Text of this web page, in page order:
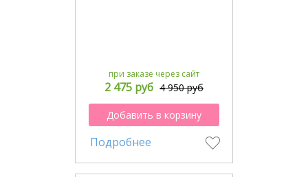
при заказе через сайт
2 475 руб 4 950 руб
Добавить в корзину
Подробнее